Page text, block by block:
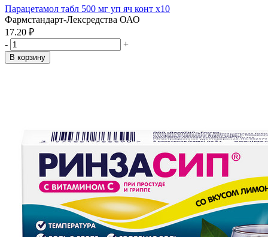
Парацетамол табл 500 мг уп яч конт x10
Фармстандарт-Лексредства ОАО
17.20 ₽
-
+
В корзину